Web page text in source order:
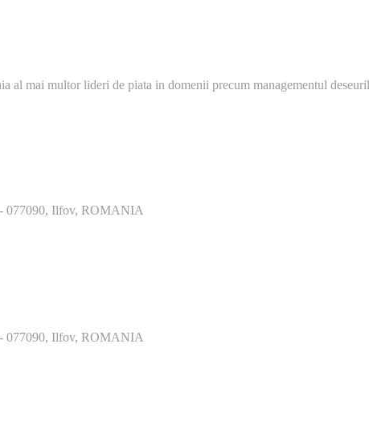
mai multor lideri de piata in domenii precum managementul
- 077090, Ilfov, ROMANIA
- 077090, Ilfov, ROMANIA